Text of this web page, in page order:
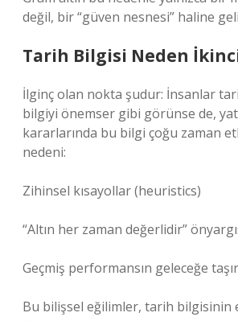
değil, bir “güven nesnesi” haline
Tarih Bilgisi Neden
İlginç olan nokta şudur: İnsanlar
bilgiyi önemser gibi görünse de,
kararlarında bu bilgi çoğu zaman
nedeni:
Zihinsel kısayollar (heuristics)
“Altın her zaman değerlidir”
Geçmiş performansın geleceğe
Bu bilişsel eğilimler, tarih bilgisinin